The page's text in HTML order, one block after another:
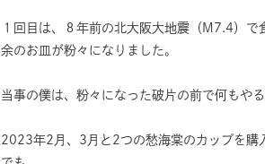
１回目は、８年前の北大阪大地震（M7.4）で
余のお皿が粉々になりました。
当事の僕は、粉々になった破片の前で何もや
2023年2月、3月と2つの愁海棠のカップを購